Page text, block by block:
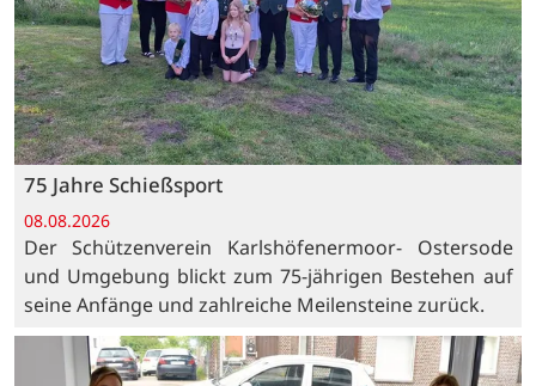
75 Jahre Schießsport
08.08.2026
Der Schützenverein Karlshöfenermoor- Ostersode
und Umgebung blickt zum 75-jährigen Bestehen auf
seine Anfänge und zahlreiche Meilensteine zurück.